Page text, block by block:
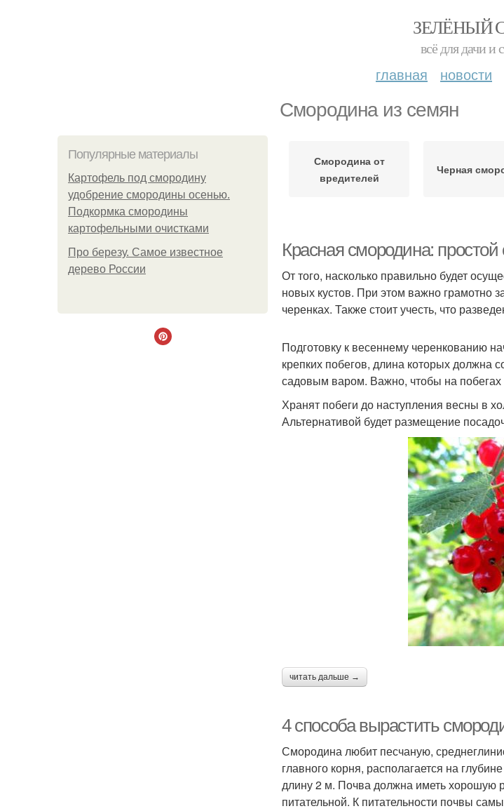
ЗЕЛЁНЫЙ
всё для дачи и
главная новости
Смородина из семян
Популярные материалы
Картофель под смородину
удобрение смородины осенью.
Подкормка смородины
картофельными очистками
Про березу. Самое известное
дерево России
Смородина от
вредителей
Черная
Красная смородина:
От того, насколько правильно будет
новых кустов. При этом важно грамотно
черенках. Также стоит учесть, что
Подготовку к весеннему черенкованию
крепких побегов, длина которых должна
садовым варом. Важно, чтобы на
Хранят побеги до наступления весны в
Альтернативой будет размещение
читать дальше →
4 способа вырастить
Смородина любит песчаную,
главного корня, располагается на
длину 2 м. Почва должна иметь хорошую
питательной. К питательности почвы